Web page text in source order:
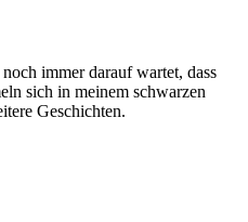
immer darauf wartet, dass
sich in meinem schwarzen
Geschichten.